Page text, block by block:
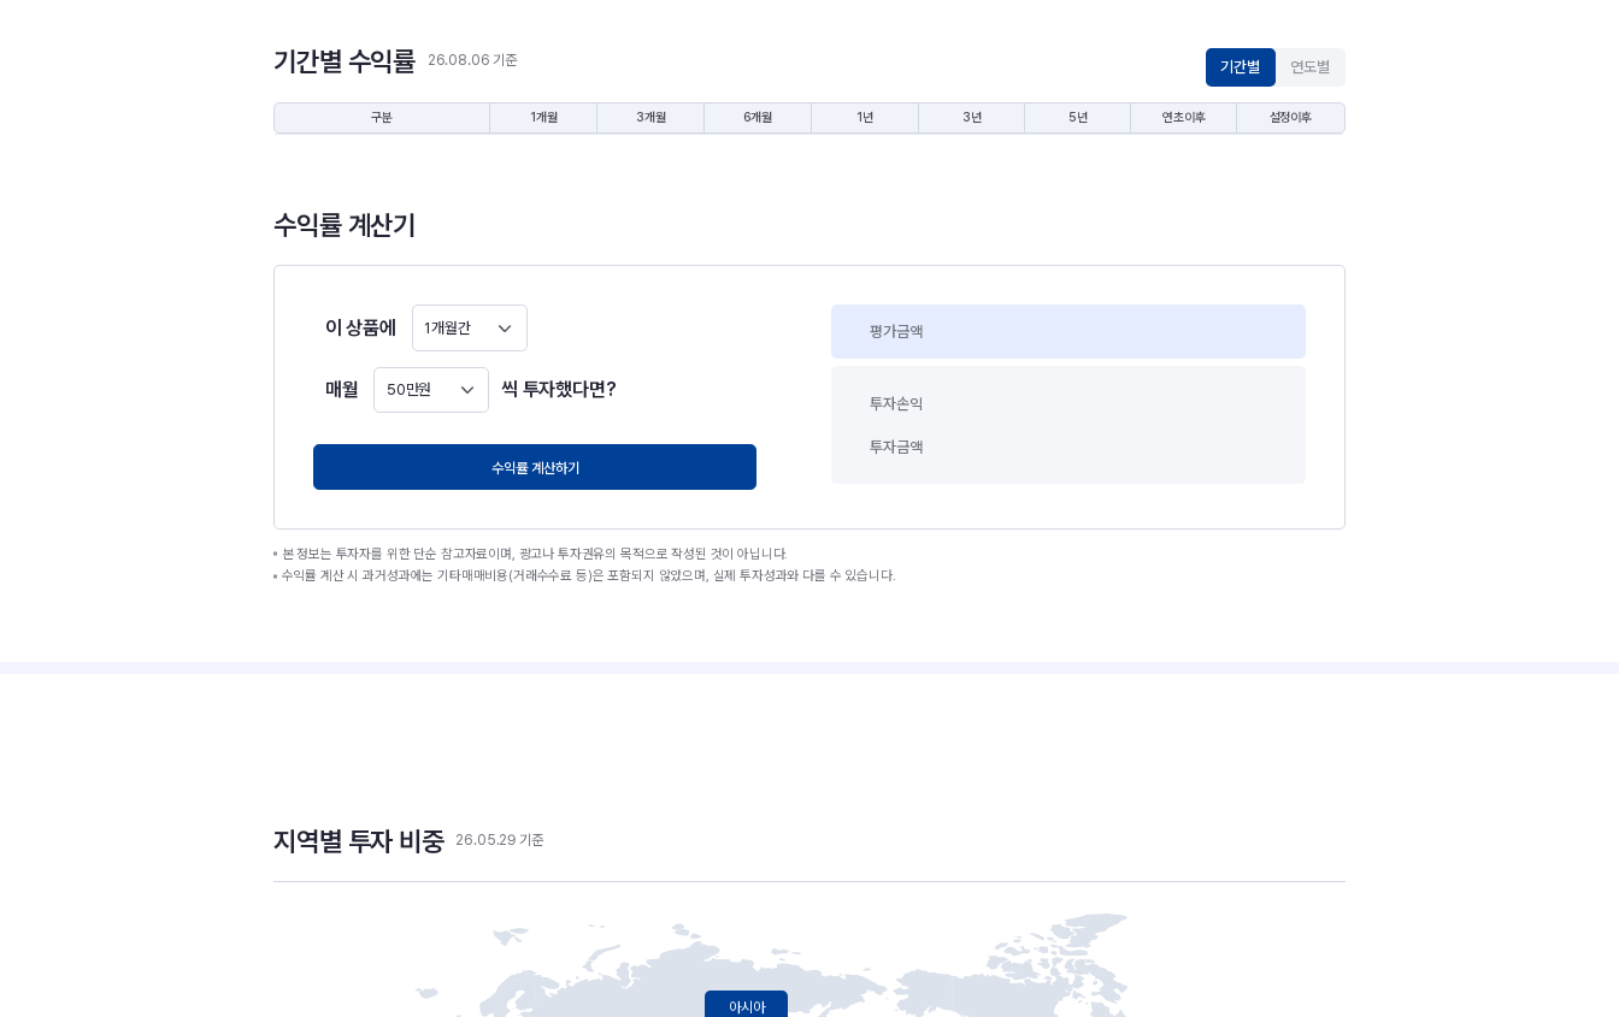
기간별 수익률 26.08.06 기준 기간별 연도별
구분 1개월 3개월 6개월 1년 3년 5년 연초이후 설정이후
수익률 계산기
이 상품에 1개월간
매월 50만원 원 씩 투자했다면?
수익률 계산하기
평가금액
투자손익
투자금액
본 정보는 투자자를 위한 단순 참고자료이며, 광고나 투자권유의 목적으로 작성된 것이 아닙니다.
수익률 계산 시 과거성과에는 기타매매비용(거래수수료 등)은 포함되지 않았으며, 실제 투자성과와 다를 수 있습니다.
지역별 투자 비중 26.05.29 기준
아시아